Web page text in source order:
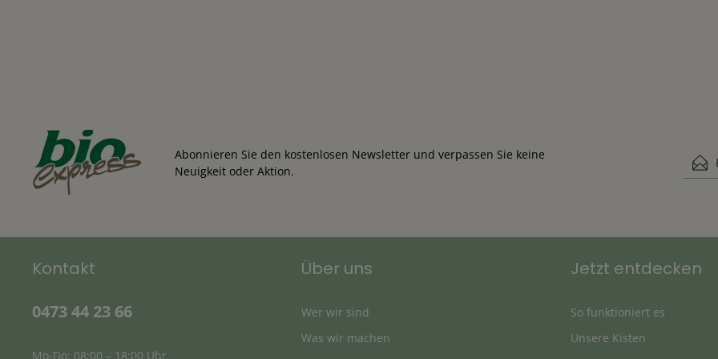
Abonnieren Sie den kostenlosen Newsletter und verpassen Sie keine
Neuigkeit oder Aktion.
E-
Kontakt
0473 44 23 66
Mo-Do: 08:00 – 18:00 Uhr
Über uns
Wer wir sind
Was wir machen
Jetzt entdecken
So funktioniert es
Unsere Kisten